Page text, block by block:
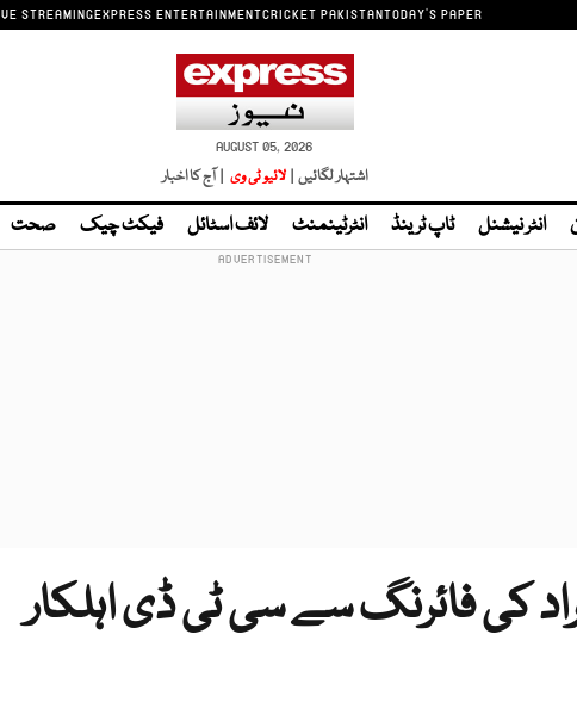
STREAMINGEXPRESS ENTERTAINMENTCRICKET PAKISTANTODAY'S PAPER
AUGUST 05, 2026
اشتہار لگائیں | لائیو ٹی وی | آج کا اخبار
انٹر نیشنل ٹاپ ٹرینڈ انٹرٹینمنٹ لائف اسٹائل فیکٹ چیک صحت
کی فائرنگ سے سی ٹی ڈی اہلکار